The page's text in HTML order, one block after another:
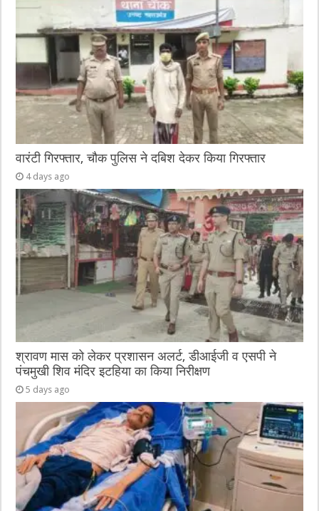
वारंटी गिरफ्तार, चौक पुलिस ने दबिश देकर किया गिरफ्तार
4 days ago
श्रावण मास को लेकर प्रशासन अलर्ट, डीआईजी व एसपी ने
पंचमुखी शिव मंदिर इटहिया का किया निरीक्षण
5 days ago